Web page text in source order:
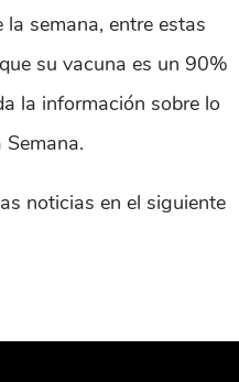
semana, entre estas
su vacuna es un 90%
la información sobre lo
noticias en el siguiente